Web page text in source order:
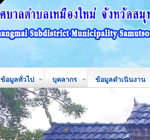
ข้อมูลทั่วไป บุคลากร ข้อมูลดำเนินงาน